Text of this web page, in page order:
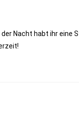
Nacht habt ihr eine